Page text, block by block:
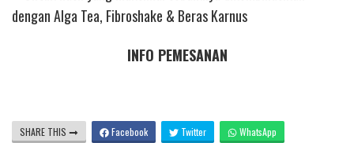
dengan Alga Tea, Fibroshake & Beras Karnus
INFO PEMESANAN
SHARE THIS Facebook Twitter WhatsApp